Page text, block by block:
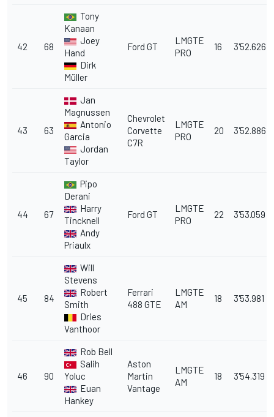
42 68
Tony
Kanaan
Joey
Hand
Dirk
Müller
Ford GT
LMGTE
PRO
16 3'52.626
43 63
Jan
Magnussen
Antonio
Garcia
Jordan
Taylor
Chevrolet
Corvette
C7R
LMGTE
PRO
20 3'52.886
44 67
Pipo
Derani
Harry
Tincknell
Andy
Priaulx
Ford GT
LMGTE
PRO
22 3'53.059
45 84
Will
Stevens
Robert
Smith
Dries
Vanthoor
Ferrari
488 GTE
LMGTE
AM
18 3'53.981
46 90
Rob Bell
Salih
Yoluc
Euan
Hankey
Aston
Martin
Vantage
LMGTE
AM
18 3'54.319